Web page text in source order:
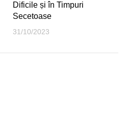
Dificile și în Timpuri
Secetoase
31/10/2023